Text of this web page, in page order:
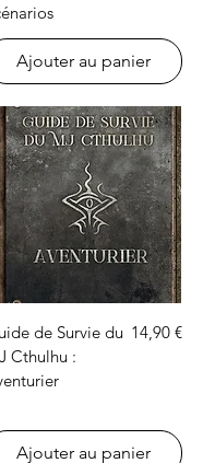
Ajouter au panier
Aperçu rapide
de Survie du
Cthulhu :
Prix
14,90 €
Ajouter au panier